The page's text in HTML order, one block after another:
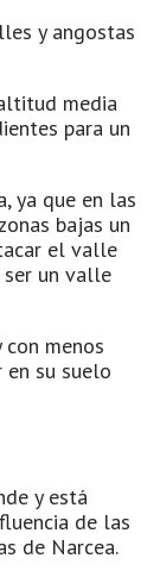
y angostas
media
para un
ya que en las
bajas un
el valle
ser un valle
menos
su suelo
y está
de las
de Narcea.